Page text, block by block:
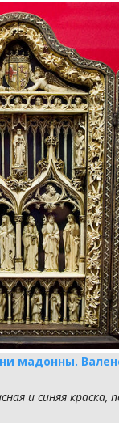
мадонны.
и синяя краска,